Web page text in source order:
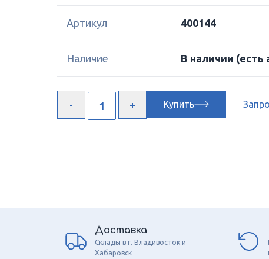
Артикул 400144
Наличие В наличии (есть
Купить
Доставка
Склады в г. Владивосток и
Хабаровск